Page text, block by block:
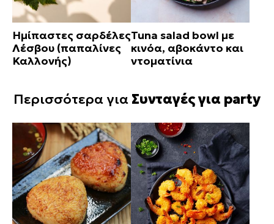
Ημίπαστες σαρδέλες
Λέσβου (παπαλίνες
Καλλονής)
Tuna salad bowl με
κινόα, αβοκάντο και
ντοματίνια
Περισσότερα για Συνταγές για party